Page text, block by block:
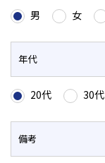
男 女
年代
20代 30代
備考